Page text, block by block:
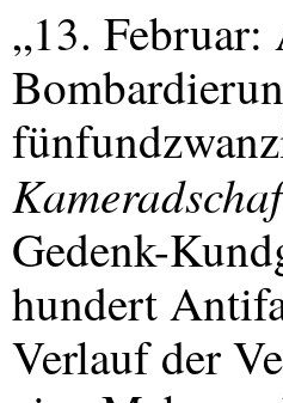
„13. Februar:
Gedenk-
hundert
Verlauf der